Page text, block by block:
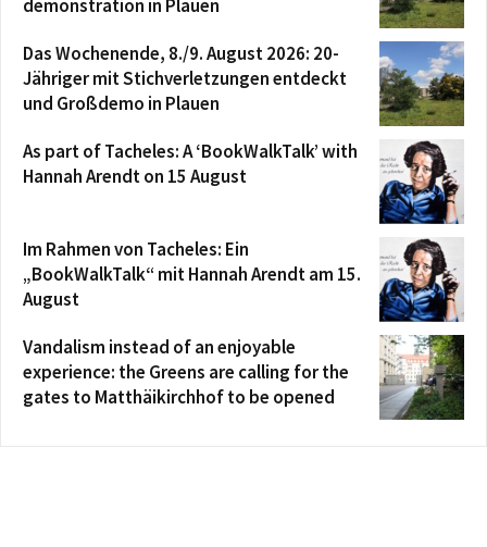
demonstration in Plauen
Das Wochenende, 8./9. August 2026: 20-
Jähriger mit Stichverletzungen entdeckt
und Großdemo in Plauen
As part of Tacheles: A ‘BookWalkTalk’ with
Hannah Arendt on 15 August
Im Rahmen von Tacheles: Ein
„BookWalkTalk“ mit Hannah Arendt am 15.
August
Vandalism instead of an enjoyable
experience: the Greens are calling for the
gates to Matthäikirchhof to be opened